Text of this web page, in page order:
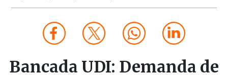
Bancada UDI: Demanda de